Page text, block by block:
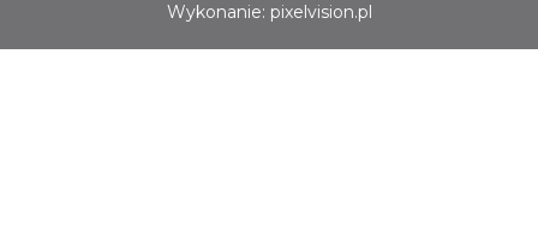
Wykonanie: pixelvision.pl